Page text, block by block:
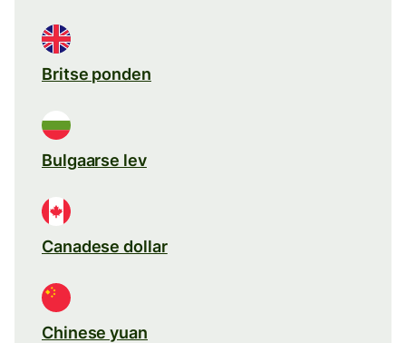
Britse ponden
Bulgaarse lev
Canadese dollar
Chinese yuan